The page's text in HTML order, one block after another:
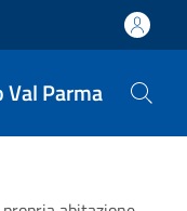
Val Parma